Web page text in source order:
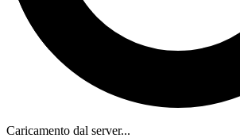
Caricamento dal server...